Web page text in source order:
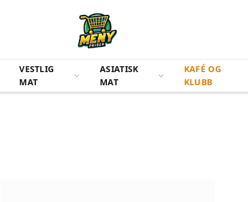
VESTLIG
MAT
ASIATISK
MAT
KAFÉ OG
KLUBB